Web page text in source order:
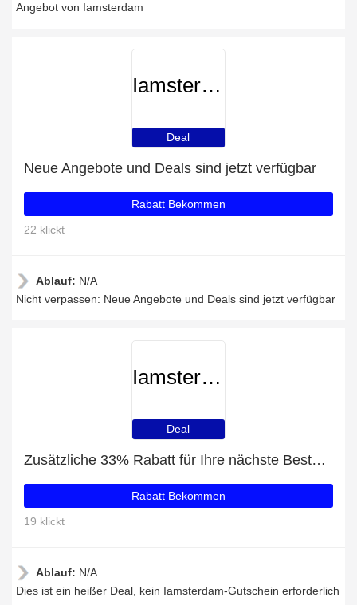
Angebot von Iamsterdam
Iamsterdam
Deal
Neue Angebote und Deals sind jetzt verfügbar
Rabatt Bekommen
22 klickt
Ablauf: N/A
Nicht verpassen: Neue Angebote und Deals sind jetzt verfügbar
Iamsterdam
Deal
Zusätzliche 33% Rabatt für Ihre nächste Bestellung
Rabatt Bekommen
19 klickt
Ablauf: N/A
Dies ist ein heißer Deal, kein Iamsterdam-Gutschein erforderlich